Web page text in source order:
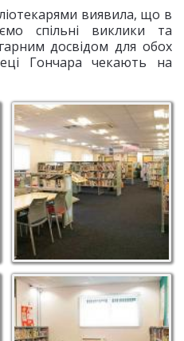
виявила, що в
спільні виклики та
досвідом для обох
Гончара чекають на